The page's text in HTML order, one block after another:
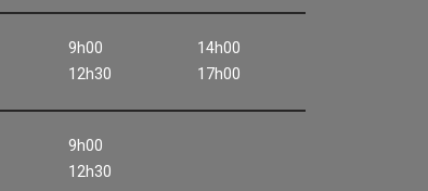
9h00
12h30
14h00
17h00
9h00
12h30